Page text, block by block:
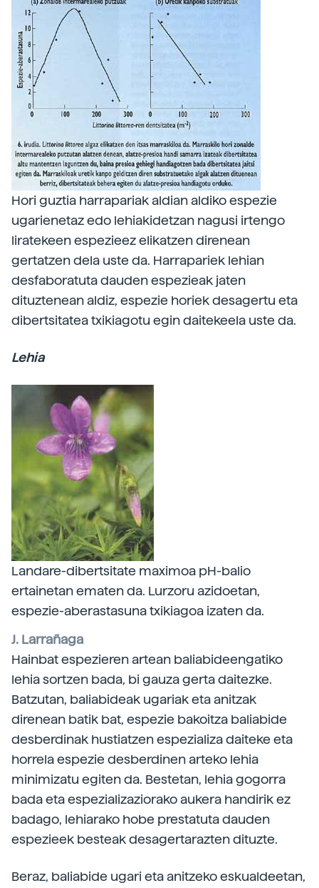
Hori guztia harrapariak aldian aldiko espezie
ugarienetaz edo lehiakidetzan nagusi irtengo
liratekeen espezieez elikatzen direnean
gertatzen dela uste da. Harrapariek lehian
desfaboratuta dauden espezieak jaten
dituztenean aldiz, espezie horiek desagertu eta
dibertsitatea txikiagotu egin daitekeela uste da.
Lehia
Landare-dibertsitate maximoa pH-balio
ertainetan ematen da. Lurzoru azidoetan,
espezie-aberastasuna txikiagoa izaten da.
J. Larrañaga
Hainbat espezieren artean baliabideengatiko
lehia sortzen bada, bi gauza gerta daitezke.
Batzutan, baliabideak ugariak eta anitzak
direnean batik bat, espezie bakoitza baliabide
desberdinak hustiatzen espezializa daiteke eta
horrela espezie desberdinen arteko lehia
minimizatu egiten da. Bestetan, lehia gogorra
bada eta espezializaziorako aukera handirik ez
badago, lehiarako hobe prestatuta dauden
espezieek besteak desagertarazten dituzte.
Beraz, baliabide ugari eta anitzeko eskualdeetan,